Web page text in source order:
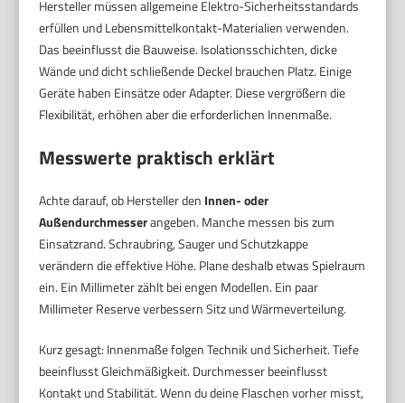
Hersteller müssen allgemeine Elektro-Sicherheitsstandards
erfüllen und Lebensmittelkontakt-Materialien verwenden.
Das beeinflusst die Bauweise. Isolationsschichten, dicke
Wände und dicht schließende Deckel brauchen Platz. Einige
Geräte haben Einsätze oder Adapter. Diese vergrößern die
Flexibilität, erhöhen aber die erforderlichen Innenmaße.
Messwerte praktisch erklärt
Achte darauf, ob Hersteller den Innen- oder
Außendurchmesserangeben. Manche messen bis zum
Einsatzrand. Schraubring, Sauger und Schutzkappe
verändern die effektive Höhe. Plane deshalb etwas Spielraum
ein. Ein Millimeter zählt bei engen Modellen. Ein paar
Millimeter Reserve verbessern Sitz und Wärmeverteilung.
Kurz gesagt: Innenmaße folgen Technik und Sicherheit. Tiefe
beeinflusst Gleichmäßigkeit. Durchmesser beeinflusst
Kontakt und Stabilität. Wenn du deine Flaschen vorher misst,